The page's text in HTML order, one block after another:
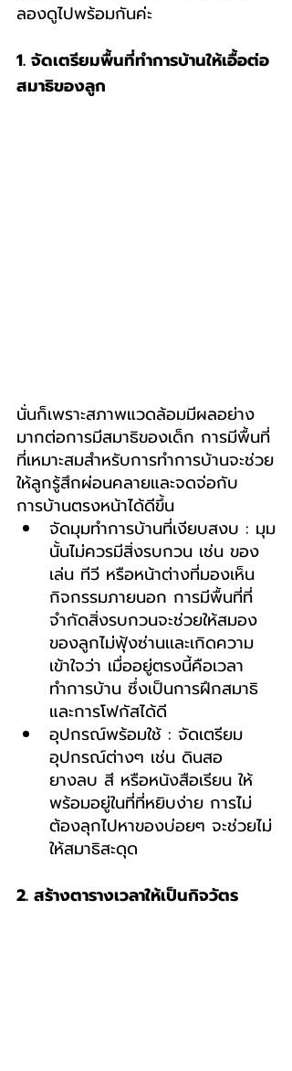
ลองดูไปพร้อมกันค่ะ
1. จัดเตรียมพื้นที่ทำการบ้านให้เอื้อต่อ
สมาธิของลูก
นั่นก็เพราะสภาพแวดล้อมมีผลอย่าง
มากต่อการมีสมาธิของเด็ก การมีพื้นที่
ที่เหมาะสมสำหรับการทำการบ้านจะช่วย
ให้ลูกรู้สึกผ่อนคลายและจดจ่อกับ
การบ้านตรงหน้าได้ดีขึ้น
จัดมุมทำการบ้านที่เงียบสงบ : มุม
นั้นไม่ควรมีสิ่งรบกวน เช่น ของ
เล่น ทีวี หรือหน้าต่างที่มองเห็น
กิจกรรมภายนอก การมีพื้นที่ที่
จำกัดสิ่งรบกวนจะช่วยให้สมอง
ของลูกไม่ฟุ้งซ่านเเละเกิดความ
เข้าใจว่า เมื่ออยู่ตรงนี้คือเวลา
ทำการบ้าน ซึ่งเป็นการฝึกสมาธิ
และการโฟกัสได้ดี
อุปกรณ์พร้อมใช้ : จัดเตรียม
อุปกรณ์ต่างๆ เช่น ดินสอ
ยางลบ สี หรือหนังสือเรียน ให้
พร้อมอยู่ในที่ที่หยิบง่าย การไม่
ต้องลุกไปหาของบ่อยๆ จะช่วยไม่
ให้สมาธิสะดุด
2. สร้างตารางเวลาให้เป็นกิจวัตร